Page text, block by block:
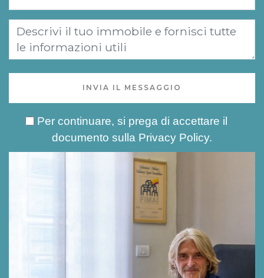
INVIA IL MESSAGGIO
Per continuare, si prega di accettare il
documento sulla Privacy Policy.